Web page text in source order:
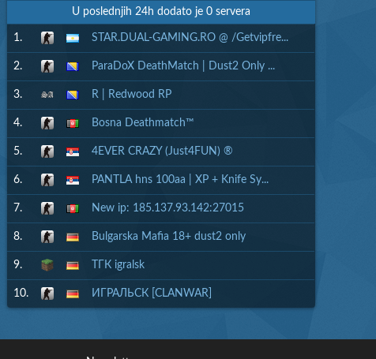
U poslednjih 24h dodato je 0 servera
1. STAR.DUAL-GAMING.RO @ /Getvipfre...
2. ParaDoX DeathMatch | Dust2 Only ...
3. R | Redwood RP
4. Bosna Deathmatch™
5. 4EVER CRAZY (Just4FUN) ®
6. PANTLA hns 100aa | XP + Knife Sy...
7. New ip: 185.137.93.142:27015
8. Bulgarska Mafia 18+ dust2 only
9. ТГК igralsk
10. ИГРАЛЬСК [CLANWAR]